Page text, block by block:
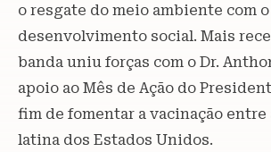
o resgate do meio ambiente com o
desenvolvimento social. Mais
banda uniu forças com o Dr.
apoio ao Mês de Ação do
fim de fomentar a vacinação entre
latina dos Estados Unidos.